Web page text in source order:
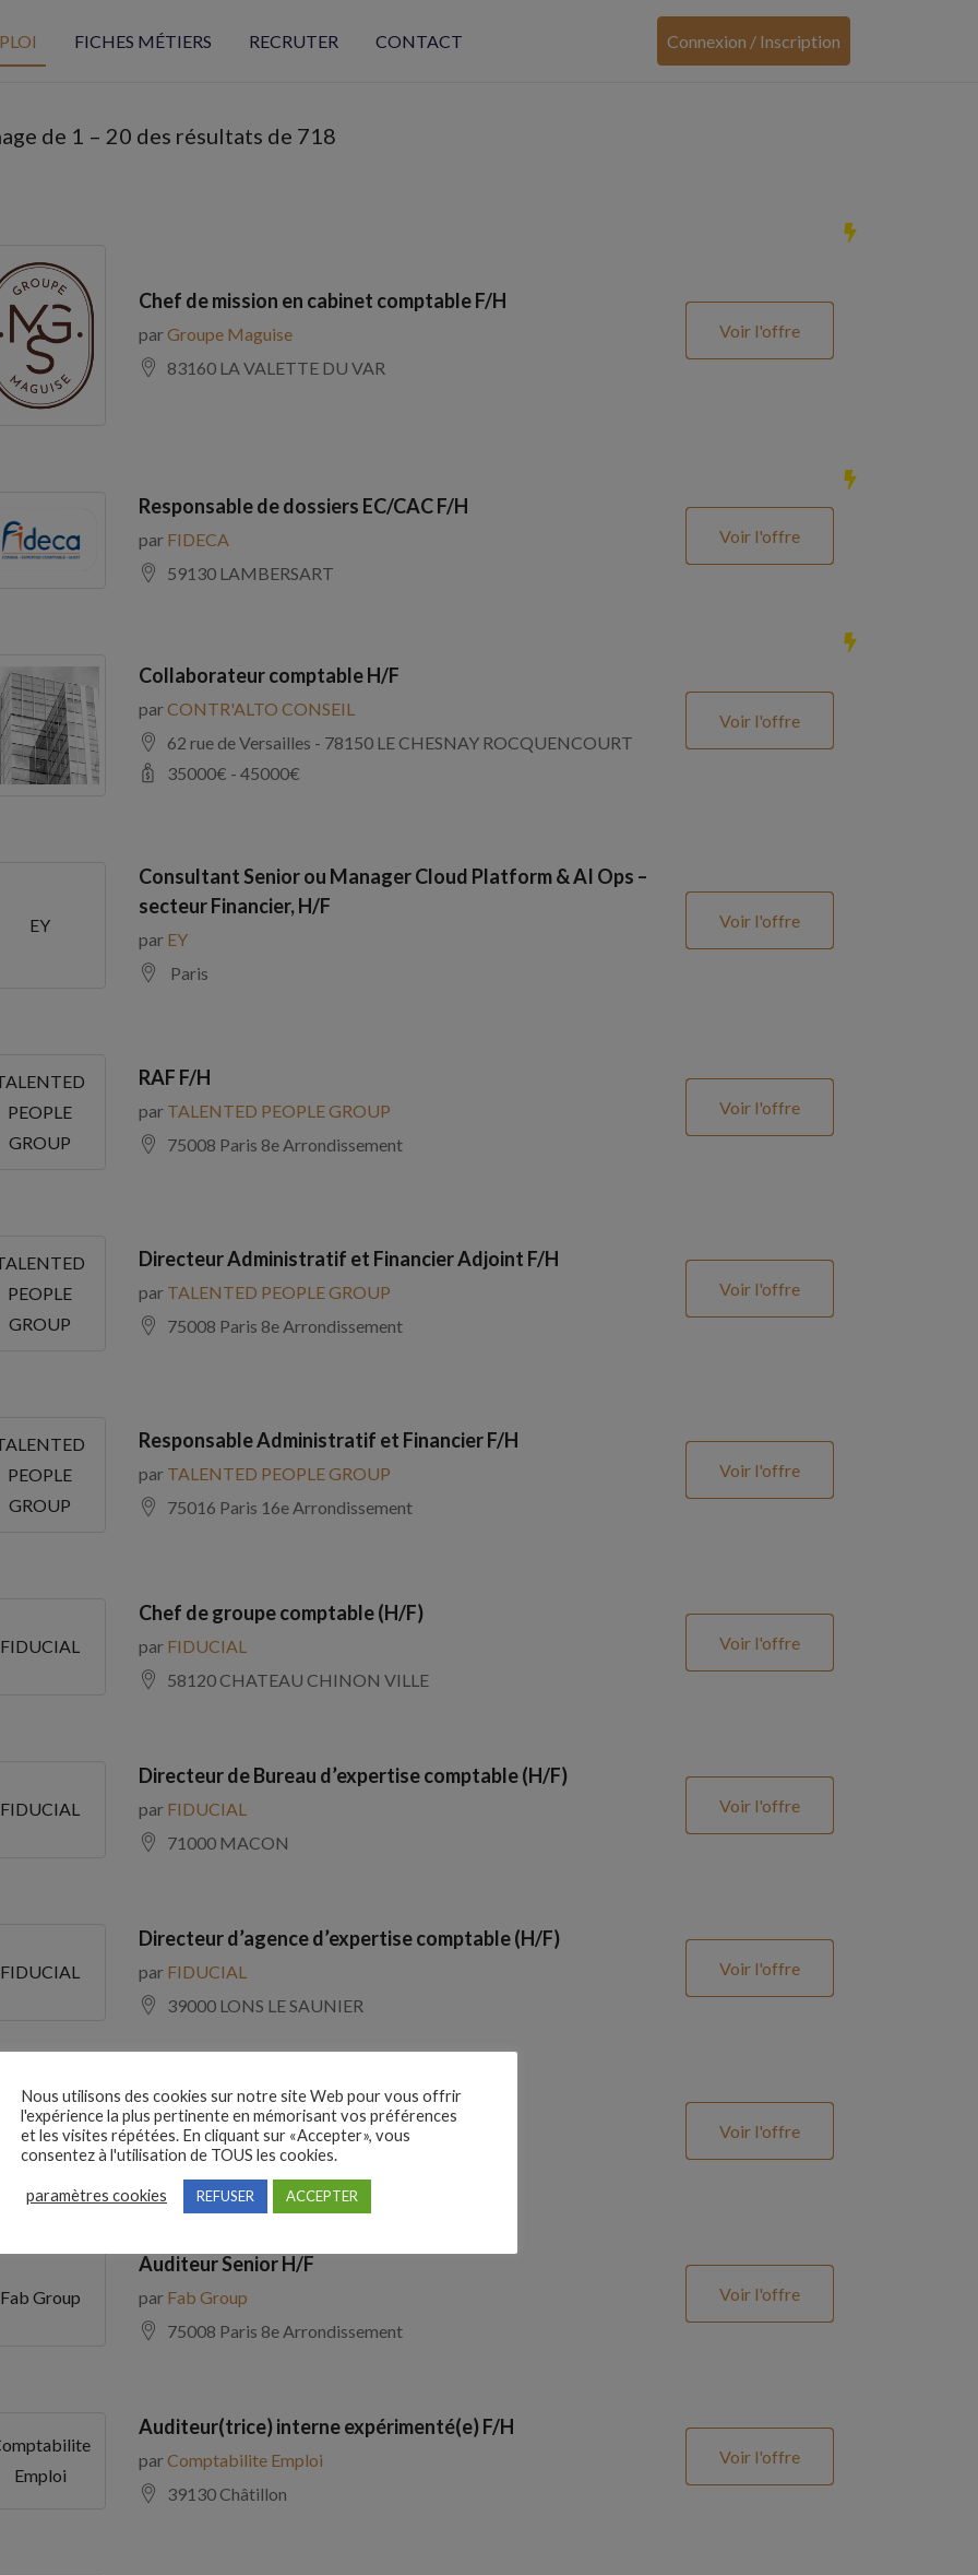
FICHES MÉTIERS RECRUTER CONTACT Connexion / Inscription
de 1 – 20 des résultats de 718
Chef de mission en cabinet comptable F/H
parGroupe Maguise
83160 LA VALETTE DU VAR
Voir l'offre
Responsable de dossiers EC/CAC F/H
par FIDECA
59130 LAMBERSART
Voir l'offre
Collaborateur comptable H/F
parCONTR'ALTO CONSEIL
62 rue de Versailles - 78150 LE CHESNAY ROCQUENCOURT
35000€ - 45000€
Voir l'offre
EY
Consultant Senior ou Manager Cloud Platform & AI Ops –
secteur Financier, H/F
par EY
Paris
Voir l'offre
PEOPLE
GROUP
RAF F/H
par TALENTED PEOPLE GROUP
75008 Paris 8e Arrondissement
Voir l'offre
PEOPLE
GROUP
Directeur Administratif et Financier Adjoint F/H
par TALENTED PEOPLE GROUP
75008 Paris 8e Arrondissement
Voir l'offre
PEOPLE
GROUP
Responsable Administratif et Financier F/H
par TALENTED PEOPLE GROUP
75016 Paris 16e Arrondissement
Voir l'offre
FIDUCIAL
Chef de groupe comptable (H/F)
par FIDUCIAL
58120 CHATEAU CHINON VILLE
Voir l'offre
FIDUCIAL
Directeur de Bureau d’expertise comptable (H/F)
par FIDUCIAL
71000 MACON
Voir l'offre
FIDUCIAL
Directeur d’agence d’expertise comptable (H/F)
par FIDUCIAL
39000 LONS LE SAUNIER
Voir l'offre
ADECCO
Comptable Fournisseurs H/F
parADECCO
69100 Villeurbanne
Voir l'offre
Fab Group
Auditeur Senior H/F
par Fab Group
75008 Paris 8e Arrondissement
Voir l'offre
Emploi
Auditeur(trice) interne expérimenté(e) F/H
parComptabilite Emploi
39130 Châtillon
Voir l'offre
Nous utilisons des cookies sur notre site Web pour vous offrir
l'expérience la plus pertinente en mémorisant vos préférences
et les visites répétées. En cliquant sur «Accepter», vous
consentez à l'utilisation de TOUS les cookies.
paramètres cookies REFUSER ACCEPTER